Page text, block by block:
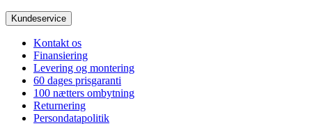
Kundeservice
Kontakt os
Finansiering
Levering og montering
60 dages prisgaranti
100 nætters ombytning
Returnering
Persondatapolitik